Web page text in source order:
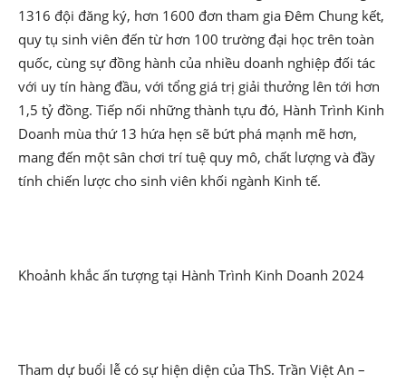
1316 đội đăng ký, hơn 1600 đơn tham gia Đêm Chung kết,
quy tụ sinh viên đến từ hơn 100 trường đại học trên toàn
quốc, cùng sự đồng hành của nhiều doanh nghiệp đối tác
với uy tín hàng đầu, với tổng giá trị giải thưởng lên tới hơn
1,5 tỷ đồng. Tiếp nối những thành tựu đó, Hành Trình Kinh
Doanh mùa thứ 13 hứa hẹn sẽ bứt phá mạnh mẽ hơn,
mang đến một sân chơi trí tuệ quy mô, chất lượng và đầy
tính chiến lược cho sinh viên khối ngành Kinh tế.
Khoảnh khắc ấn tượng tại Hành Trình Kinh Doanh 2024
Tham dự buổi lễ có sự hiện diện của ThS. Trần Việt An –